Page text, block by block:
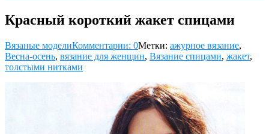
Красный короткий жакет спицами
Вязаные моделиКомментарии: 0Метки: ажурное вязание,
Весна-осень, вязание для женщин, Вязание спицами, жакет,
толстыми нитками